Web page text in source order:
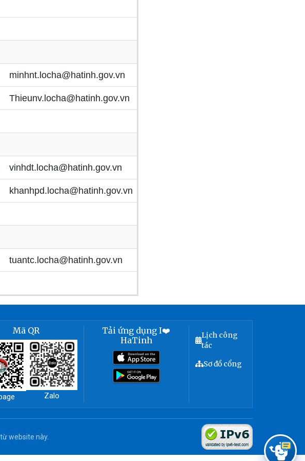
minhnt.locha@hatinh.gov.vn
Thieunv.locha@hatinh.gov.vn
vinhdt.locha@hatinh.gov.vn
khanhpd.locha@hatinh.gov.vn
tuantc.locha@hatinh.gov.vn
Mã QR
Zalo
Tải ứng dụng I❤️
HaTinh
Lịch công
tác
Sơ đồ cổng
website này.